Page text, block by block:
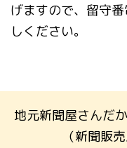
げますので、留守
しください。
地元新聞屋さんだ
（新聞販